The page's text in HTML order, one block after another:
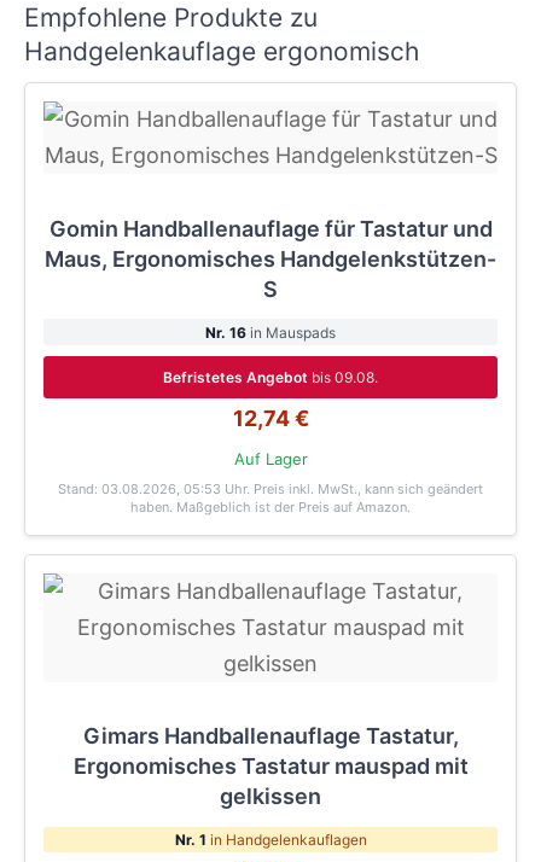
Empfohlene Produkte zu
Handgelenkauflage ergonomisch
Gomin Handballenauflage für Tastatur und
Maus, Ergonomisches Handgelenkstützen-
S
Nr. 16 in Mauspads
Befristetes Angebot bis 09.08.
12,74 €
Auf Lager
Stand: 03.08.2026, 05:53 Uhr. Preis inkl. MwSt., kann sich geändert
haben. Maßgeblich ist der Preis auf Amazon.
Gimars Handballenauflage Tastatur,
Ergonomisches Tastatur mauspad mit
gelkissen
Nr. 1 in Handgelenkauflagen